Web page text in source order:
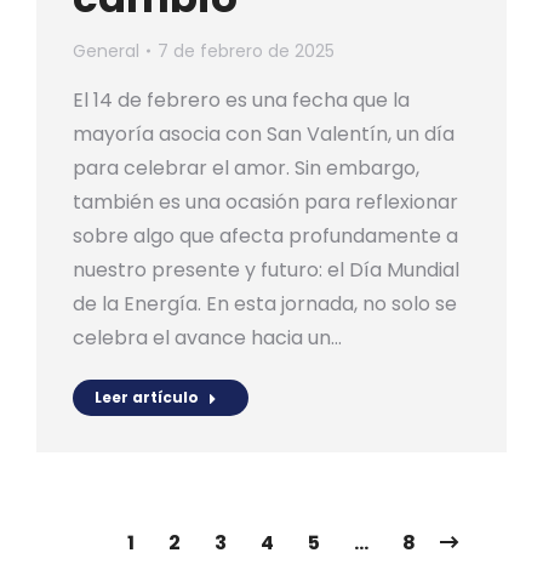
General 7 de febrero de 2025
El 14 de febrero es una fecha que la
mayoría asocia con San Valentín, un día
para celebrar el amor. Sin embargo,
también es una ocasión para reflexionar
sobre algo que afecta profundamente a
nuestro presente y futuro: el Día Mundial
de la Energía. En esta jornada, no solo se
celebra el avance hacia un…
Leer artículo
1 2 3 4 5 … 8